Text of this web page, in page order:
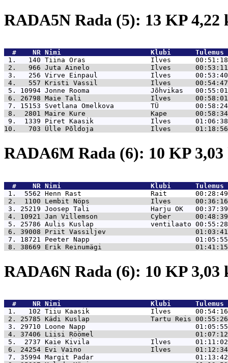
RADA5N Rada (5): 13 KP
  #    NR
Nimi                      Klubi
1.   140 Tiina Oras                Ilves      00:51:18
2.   966 Juta Ainelo               Ilves      00:53:11
3.   256 Virve Einpaul             Ilves      00:53:40
4.   557 Kristi Vassil             Ilves      00:54:47
5. 10994 Jonne Rooma               Jõhvikas   00:55:01
6. 26798 Maie Tali                 Ilves      00:58:01
7. 15153 Svetlana Omelkova         TÜ         00:58:24
8.  2801 Maire Kure                Kape       00:58:34
9.  1339 Piret Kaasik              Ilves      01:06:38
10.   703 Ülle Põldoja              Ilves      01:18:56
RADA6M Rada (6): 10 KP
  #    NR
Nimi                      Klubi
1.  5562 Henn Rast                 Rait       00:28:49
2.  1100 Lembit Nöps               Ilves      00:36:16
3. 25219 Joosep Tali               Harju OK   00:37:39
4. 10921 Jan Villemson             Cyber      00:48:39
5. 25786 Aulis Kuslap              ventilaato 00:55:28
6. 39008 Priit Vassiljev                      01:03:41
7. 18721 Peeter Napp                          01:05:55
8. 38669 Erik Reinumägi                       01:41:15
RADA6N Rada (6): 10 KP
  #    NR
Nimi                      Klubi
1.   102 Tiiu Kaasik               Ilves      00:54:16
2. 25785 Kädi Kuslap               Tartu Reis 00:55:26
3. 29710 Loone Napp                           01:05:55
4. 37406 Liisi Röömel                         01:07:12
5.  2737 Kaie Kivila               Ilves      01:11:02
6. 24254 Evi Vaino                 Ilves      01:12:34
7. 35994 Margit Padar                         01:13:42